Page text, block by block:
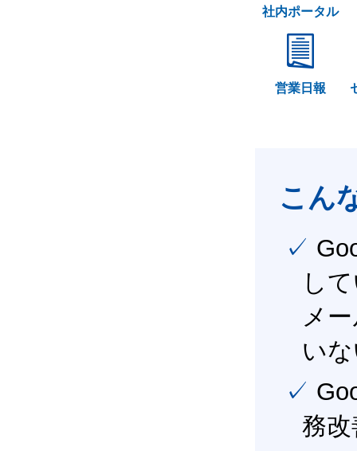
社内ポータル
営業日報
こん
✓ Google Workspace（旧G Suite） を社内で導入
し
メ
い
✓ Google Workspace（旧G Suite） を活用し、業
務